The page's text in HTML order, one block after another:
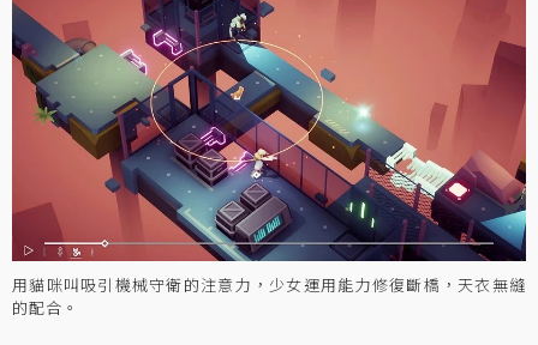
用貓咪叫吸引機械守衛的注意力，少女運用能力修復斷橋，天衣無縫
的配合。